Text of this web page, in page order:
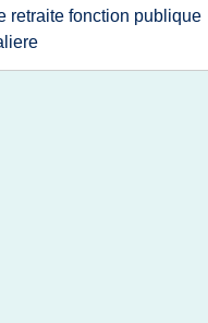
retraite fonction publique